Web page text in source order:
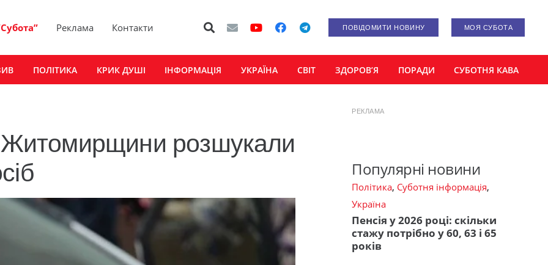
Реклама Контакти ПОВІДОМИТИ НОВИНУ МОЯ СУБОТА
ПОЛІТИКА КРИК ДУШІ ІНФОРМАЦІЯ УКРАЇНА СВІТ ЗДОРОВ’Я ПОРАДИ СУБОТНЯ КАВА
Житомирщини розшукали
РЕКЛАМА
Популярні новини
Політика, Суботня інформація,
Україна
Пенсія у 2026 році: скільки
стажу потрібно у 60, 63 і 65
років